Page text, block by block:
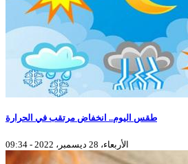
طقس اليوم.. انخفاض مرتقب في الحرارة
الأربعاء، 28 ديسمبر، 2022 - 09:34